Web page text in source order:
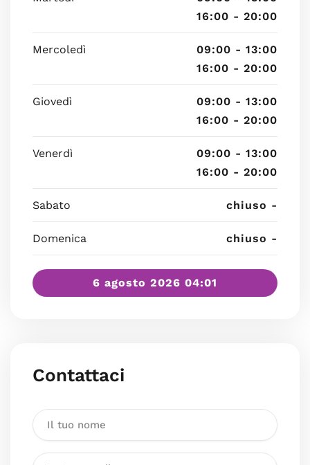
16:00 - 20:00
Mercoledì
09:00 - 13:00
16:00 - 20:00
Giovedì
09:00 - 13:00
16:00 - 20:00
Venerdì
09:00 - 13:00
16:00 - 20:00
Sabato chiuso -
Domenica chiuso -
6 agosto 2026 04:01
Contattaci